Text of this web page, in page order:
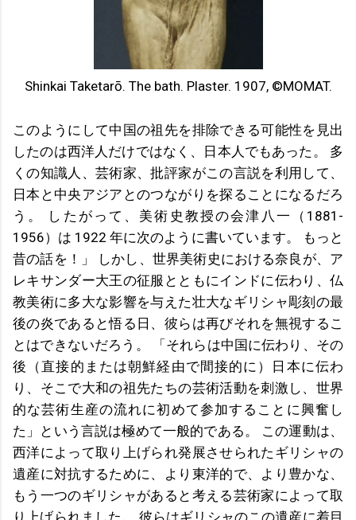
Shinkai Taketarō. The bath. Plaster. 1907, ©MOMAT.
このようにして中国の祖先を排除できる可能性を見出
したのは西洋人だけではなく、日本人でもあった。 多
くの知識人、芸術家、批評家がこの言説を利用して、
日本と中央アジアとのつながりを探ることになるだろ
う。 したがって、美術史教授の会津八一（1881-
1956）は 1922 年に次のように書いています。 もっと
昔の話を！」 しかし、世界美術史における奈良が、ア
レキサンダー大王の征服とともにインドに伝わり、仏
教美術に多大な影響を与えた壮大なギリシャ彫刻の最
後の炎であると悟る日、彼らは再びそれを無視するこ
とはできないだろう。 「それらは中国に伝わり、その
後（直接的または朝鮮経由で間接的に）日本に伝わ
り、そこで大和の祖先たちの芸術活動を刺激し、世界
的な芸術生産の流れに初めて参加することに興奮し
た」という言説は極めて一般的である。 この運動は、
西洋によって取り上げられ発展させられたギリシャの
遺産に対抗するために、より東洋的で、より豊かな、
もう一つのギリシャがあると考える芸術家によって取
り上げられました。 彼らはギリシャのこの遺産に着目